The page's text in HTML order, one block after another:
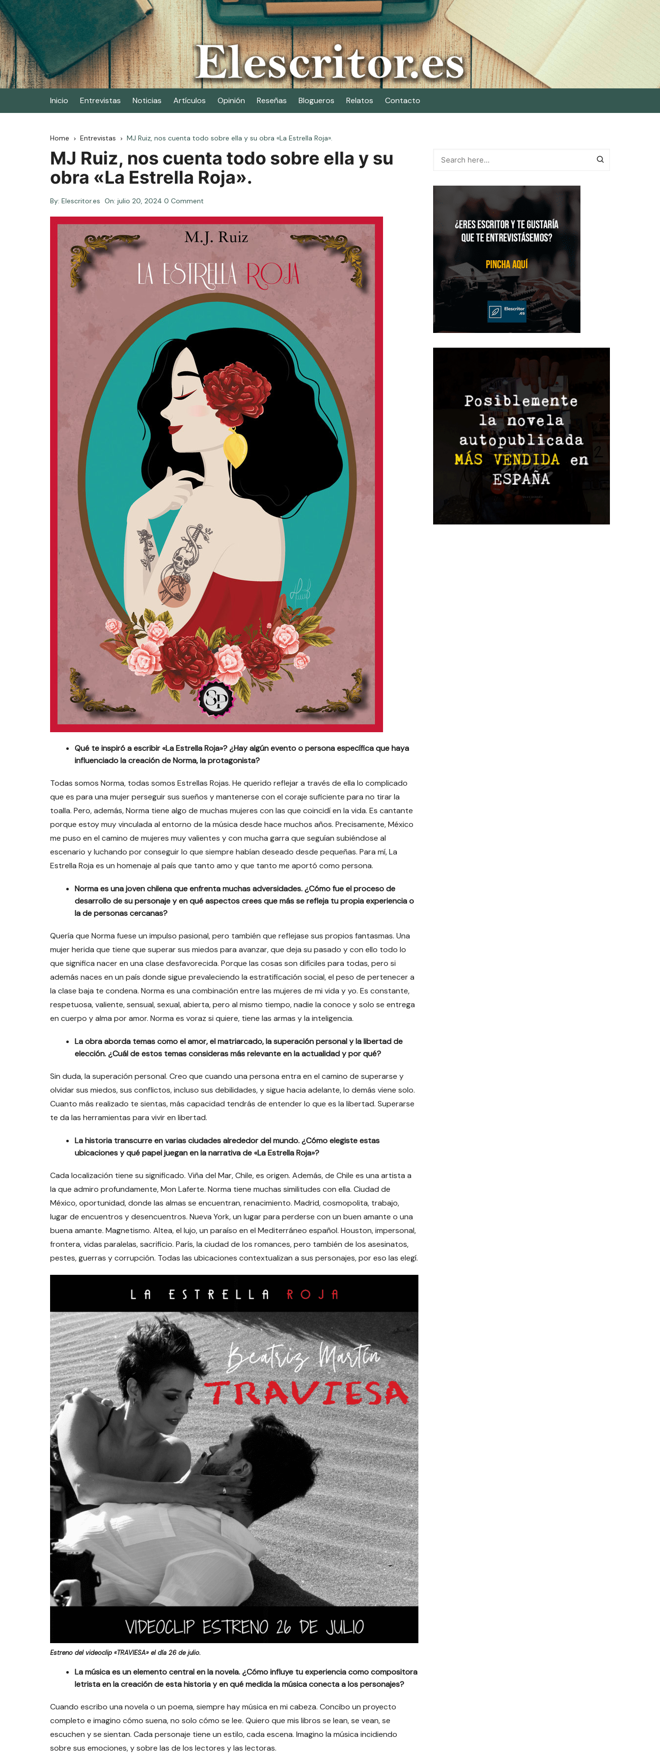
Skip
to
content
Elescritor.es
El periódico digital de los escritores
Inicio Entrevistas Noticias Artículos Opinión Reseñas Blogueros Relatos Contacto
Home Entrevistas MJ Ruiz, nos cuenta todo sobre ella y su obra «La Estrella Roja».
MJ Ruiz, nos cuenta todo sobre ella y su
obra «La Estrella Roja».
By: Elescritor.es On: julio 20, 2024 0 Comment
Qué te inspiró a escribir «La Estrella Roja»? ¿Hay algún evento o persona específica que haya
influenciado la creación de Norma, la protagonista?
Todas somos Norma, todas somos Estrellas Rojas. He querido reflejar a través de ella lo complicado
que es para una mujer perseguir sus sueños y mantenerse con el coraje suficiente para no tirar la
toalla. Pero, además, Norma tiene algo de muchas mujeres con las que coincidí en la vida. Es cantante
porque estoy muy vinculada al entorno de la música desde hace muchos años. Precisamente, México
me puso en el camino de mujeres muy valientes y con mucha garra que seguían subiéndose al
escenario y luchando por conseguir lo que siempre habían deseado desde pequeñas. Para mí, La
Estrella Roja es un homenaje al país que tanto amo y que tanto me aportó como persona.
Norma es una joven chilena que enfrenta muchas adversidades. ¿Cómo fue el proceso de
desarrollo de su personaje y en qué aspectos crees que más se refleja tu propia experiencia o
la de personas cercanas?
Quería que Norma fuese un impulso pasional, pero también que reflejase sus propios fantasmas. Una
mujer herida que tiene que superar sus miedos para avanzar, que deja su pasado y con ello todo lo
que significa nacer en una clase desfavorecida. Porque las cosas son difíciles para todas, pero si
además naces en un país donde sigue prevaleciendo la estratificación social, el peso de pertenecer a
la clase baja te condena. Norma es una combinación entre las mujeres de mi vida y yo. Es constante,
respetuosa, valiente, sensual, sexual, abierta, pero al mismo tiempo, nadie la conoce y solo se entrega
en cuerpo y alma por amor. Norma es voraz si quiere, tiene las armas y la inteligencia.
La obra aborda temas como el amor, el matriarcado, la superación personal y la libertad de
elección. ¿Cuál de estos temas consideras más relevante en la actualidad y por qué?
Sin duda, la superación personal. Creo que cuando una persona entra en el camino de superarse y
olvidar sus miedos, sus conflictos, incluso sus debilidades, y sigue hacia adelante, lo demás viene solo.
Cuanto más realizado te sientas, más capacidad tendrás de entender lo que es la libertad. Superarse
te da las herramientas para vivir en libertad.
La historia transcurre en varias ciudades alrededor del mundo. ¿Cómo elegiste estas
ubicaciones y qué papel juegan en la narrativa de «La Estrella Roja»?
Cada localización tiene su significado. Viña del Mar, Chile, es origen. Además, de Chile es una artista a
la que admiro profundamente, Mon Laferte. Norma tiene muchas similitudes con ella. Ciudad de
México, oportunidad, donde las almas se encuentran, renacimiento. Madrid, cosmopolita, trabajo,
lugar de encuentros y desencuentros. Nueva York, un lugar para perderse con un buen amante o una
buena amante. Magnetismo. Altea, el lujo, un paraíso en el Mediterráneo español. Houston, impersonal,
frontera, vidas paralelas, sacrificio. París, la ciudad de los romances, pero también de los asesinatos,
pestes, guerras y corrupción. Todas las ubicaciones contextualizan a sus personajes, por eso las elegí.
Estreno del videoclip «TRAVIESA» el día 26 de julio.
La música es un elemento central en la novela. ¿Cómo influye tu experiencia como compositora
letrista en la creación de esta historia y en qué medida la música conecta a los personajes?
Cuando escribo una novela o un poema, siempre hay música en mi cabeza. Concibo un proyecto
completo e imagino cómo suena, no solo cómo se lee. Quiero que mis libros se lean, se vean, se
escuchen y se sientan. Cada personaje tiene un estilo, cada escena. Imagino la música incidiendo
sobre sus emociones, y sobre las de los lectores y las lectoras.